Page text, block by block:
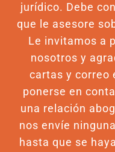
jurídico. Debe
que le asesore
Le invitamos a
nosotros y
cartas y correo
ponerse en
una relación
nos envíe
hasta que se